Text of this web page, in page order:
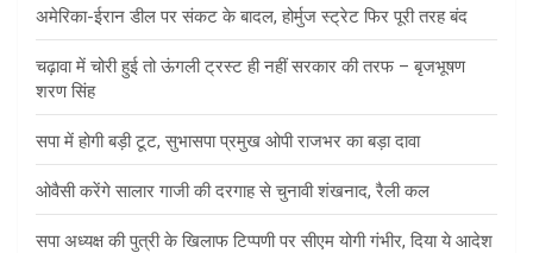
अमेरिका-ईरान डील पर संकट के बादल, होर्मुज स्ट्रेट फिर पूरी तरह बंद
चढ़ावा में चोरी हुई तो ऊंगली ट्रस्ट ही नहीं सरकार की तरफ – बृजभूषण
शरण सिंह
सपा में होगी बड़ी टूट, सुभासपा प्रमुख ओपी राजभर का बड़ा दावा
ओवैसी करेंगे सालार गाजी की दरगाह से चुनावी शंखनाद, रैली कल
सपा अध्यक्ष की पुत्री के खिलाफ टिप्पणी पर सीएम योगी गंभीर, दिया ये आदेश